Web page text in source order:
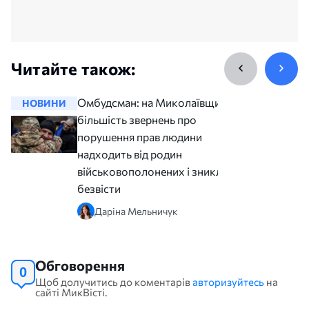
Читайте також:
НОВИНИ
Омбудсман: на Миколаївщині
більшість звернень про
порушення прав людини
надходить від родин
військовополонених і зниклих
безвісти
Даріна Мельничук
0 Обговорення
Щоб долучитись до коментарівавторизуйтесь на
сайті МикВісті.